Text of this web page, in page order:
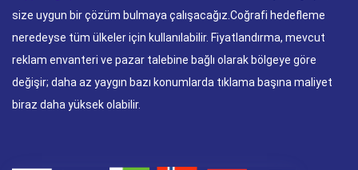
size uygun bir çözüm bulmaya çalışacağız.Coğrafi hedefleme
neredeyse tüm ülkeler için kullanılabilir. Fiyatlandırma, mevcut
reklam envanteri ve pazar talebine bağlı olarak bölgeye göre
değişir; daha az yaygın bazı konumlarda tıklama başına maliyet
biraz daha yüksek olabilir.